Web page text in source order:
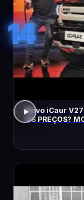
14
Novo iCaur V27
OS PREÇOS?